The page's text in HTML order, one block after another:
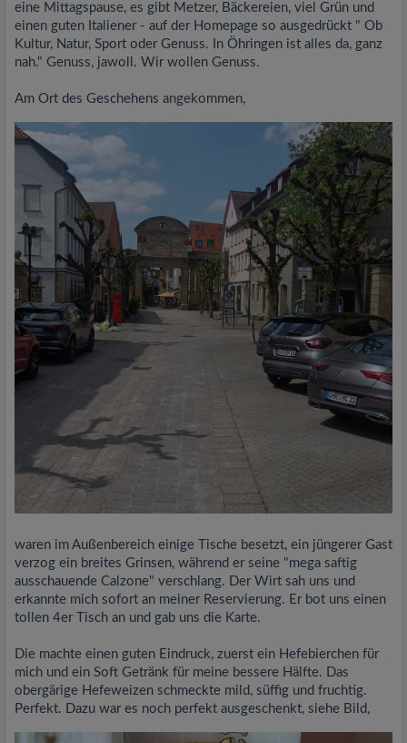
eine Mittagspause, es gibt Metzer, Bäckereien, viel Grün und
einen guten Italiener - auf der Homepage so ausgedrückt " Ob
Kultur, Natur, Sport oder Genuss. In Öhringen ist alles da, ganz
nah." Genuss, jawoll. Wir wollen Genuss.
Am Ort des Geschehens angekommen,
waren im Außenbereich einige Tische besetzt, ein jüngerer Gast
verzog ein breites Grinsen, während er seine "mega saftig
ausschauende Calzone" verschlang. Der Wirt sah uns und
erkannte mich sofort an meiner Reservierung. Er bot uns einen
tollen 4er Tisch an und gab uns die Karte.
Die machte einen guten Eindruck, zuerst ein Hefebierchen für
mich und ein Soft Getränk für meine bessere Hälfte. Das
obergärige Hefeweizen schmeckte mild, süffig und fruchtig.
Perfekt. Dazu war es noch perfekt ausgeschenkt, siehe Bild,